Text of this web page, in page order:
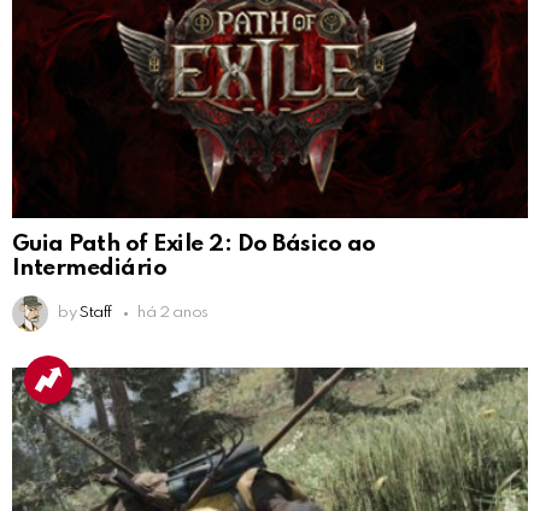
Guia Path of Exile 2: Do Básico ao
Intermediário
by Staff há 2 anos